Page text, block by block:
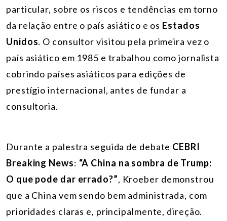
particular, sobre os riscos e tendências em torno
da relação entre o país asiático e os Estados
Unidos. O consultor visitou pela primeira vez o
país asiático em 1985 e trabalhou como jornalista
cobrindo países asiáticos para edições de
prestígio internacional, antes de fundar a
consultoria.
Durante a palestra seguida de debate CEBRI
Breaking News: “A China na sombra de Trump:
O que pode dar errado?”, Kroeber demonstrou
que a China vem sendo bem administrada, com
prioridades claras e, principalmente, direção.